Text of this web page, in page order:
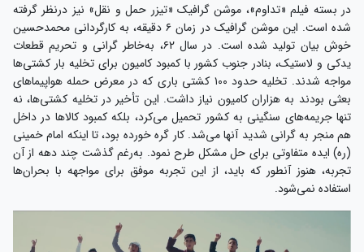
در بسته فیلم «تداوم»، موشن گرافیک «تیزر حمل و نقل» نیز درنظر گرفته
شده است. این موشن گرافیک در زمان ۶ دقیقه، به کارگردانی محمدحسین
خوش بیان تولید شده است. در سال ۶۲، به‌خاطر گرانی و تحریم قطعات
یدکی و لاستیک، بنادر جنوب کشور با کمبود کامیون برای تخلیه بار کشتی‌ها
مواجه شدند. تخلیه حدود ۱۰۰ کشتی باری که در معرض حمله هواپیماهای
بعثی بودند به هزاران کامیون نیاز داشت. این تأخیر در تخلیه کشتی‌ها، نه
تنها جریمه‌های سنگینی به کشور تحمیل می‌کرد، بلکه کمبود کالاها در داخل
هم منجر به گرانی شدید آنها می‌شد. کار گره خورده بود، تا اینکه امام خمینی
(ره) ایده متفاوتی برای حل مشکل طرح نمود. به‌رغم گذشت چند دهه از آن
تجربه، هنوز آنطور که باید، از این تجربه موفق برای مواجهه با بحران‌ها
استفاده نمی‌شود.